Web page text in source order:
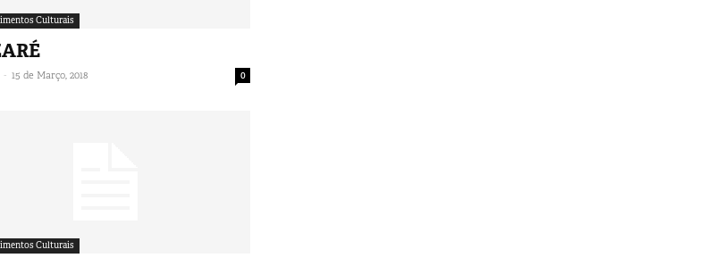
Culturais
- 15 de Março, 2018 0
Culturais